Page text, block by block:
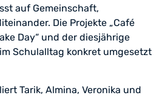
auf Gemeinschaft,
Die Projekte „Café
Day“ und der diesjährige
Schulalltag konkret umgesetzt
Tarik, Almina, Veronika und